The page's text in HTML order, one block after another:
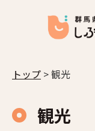
トップ > 観光
観光